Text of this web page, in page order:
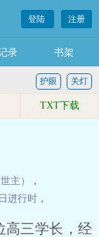
登陆 注册
录 书架
关灯
护眼
TXT下载
主）
，
进行时 ，
高三学长，经